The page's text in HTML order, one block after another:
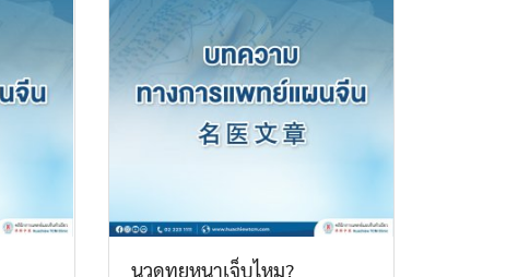
นวดทุยหนาเจ็บไหม?